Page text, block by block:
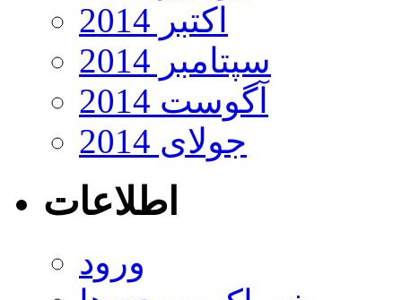
اکتبر 2014
سپتامبر 2014
آگوست 2014
جولای 2014
اطلاعات
ورود